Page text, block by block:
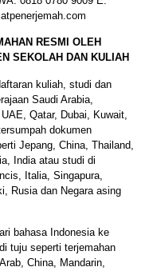
RESMI OLEH
SEKOLAH DAN KULIAH
kuliah, studi dan
Saudi Arabia,
Qatar, Dubai, Kuwait,
dokumen
Jepang, China, Thailand,
India atau studi di
Italia, Singapura,
Rusia dan Negara asing
bahasa Indonesia ke
tuju seperti terjemahan
China, Mandarin,